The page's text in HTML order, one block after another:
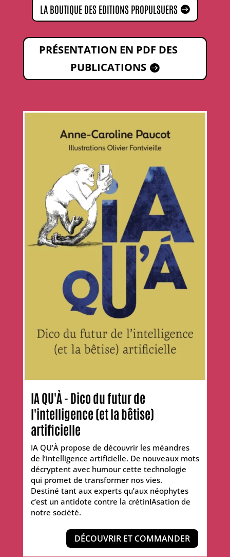
LA BOUTIQUE DES EDITIONS PROPULSUERS
PRÉSENTATION EN PDF DES
PUBLICATIONS
IA QU'À - Dico du futur de
l'intelligence (et la bêtise)
artificielle
IA QU’À propose de découvrir les méandres
de l’intelligence artificielle. De nouveaux mots
décryptent avec humour cette technologie
qui promet de transformer nos vies.
Destiné tant aux experts qu’aux néophytes
c’est un antidote contre la crétinIAsation de
notre société.
DÉCOUVRIR ET COMMANDER